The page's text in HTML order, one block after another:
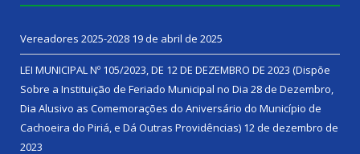
Vereadores 2025-2028 19 de abril de 2025
LEI MUNICIPAL Nº 105/2023, DE 12 DE DEZEMBRO DE 2023 (Dispõe
Sobre a Instituição de Feriado Municipal no Dia 28 de Dezembro,
Dia Alusivo as Comemorações do Aniversário do Município de
Cachoeira do Piriá, e Dá Outras Providências) 12 de dezembro de
2023